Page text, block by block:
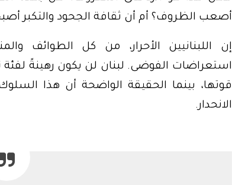
أصعب الظروف؟ أم أن ثقافة الجحود والتكبر
إن اللبنانيين الأحرار، من كل الطوائف
استعراضات الفوضى. لبنان لن يكون رهينةً لفئة
قوتها، بينما الحقيقة الواضحة أن هذا
الانحدار.